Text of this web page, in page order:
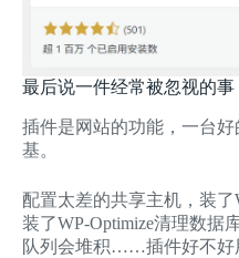
最后说一件经常被忽视的事
插件是网站的功能，一台
基。
配置太差的共享主机，装了
装了WP-Optimize清理数据
队列会堆积……插件好不好